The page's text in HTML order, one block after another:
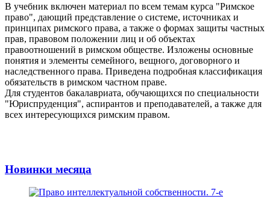
В учебник включен материал по всем темам курса "Римское
право", дающий представление о системе, источниках и
принципах римского права, а также о формах защиты частных
прав, правовом положении лиц и об объектах
правоотношений в римском обществе. Изложены основные
понятия и элементы семейного, вещного, договорного и
наследственного права. Приведена подробная классификация
обязательств в римском частном праве.
Для студентов бакалавриата, обучающихся по специальности
"Юриспруденция", аспирантов и преподавателей, а также для
всех интересующихся римским правом.
Новинки месяца